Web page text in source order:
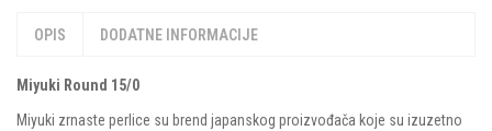
OPIS DODATNE INFORMACIJE
Miyuki Round 15/0
Miyuki zrnaste perlice su brend japanskog proizvođača koje su izuzetno